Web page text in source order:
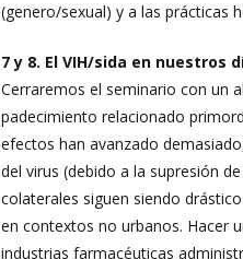
(genero/sexual) y a las prácticas
7 y 8. El VIH/sida en nuestros
Cerraremos el seminario con un
padecimiento relacionado
efectos han avanzado
del virus (debido a la supresión
colaterales siguen siendo
en contextos no urbanos. Hacer
industrias farmacéuticas